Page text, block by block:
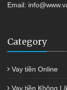
Email:
Category
Vay tiền Online
Vay tiền Không